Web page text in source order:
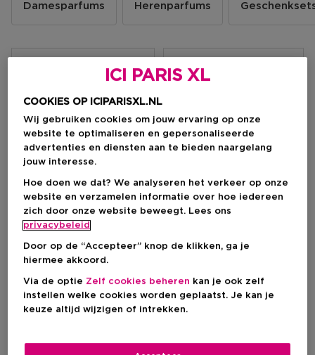
Damesparfums Herenparfums
47 Resultaten
-20%
RABANNE
-20%
Bestseller
RABANNE
ICI PARIS XL
COOKIES OP ICIPARISXL.NL
Wij gebruiken cookies om jouw ervaring op onze
website te optimaliseren en gepersonaliseerde
advertenties en diensten aan te bieden naargelang
jouw interesse.
Hoe doen we dat? We analyseren het verkeer op onze
website en verzamelen informatie over hoe iedereen
zich door onze website beweegt. Lees ons
privacybeleid
Door op de “Accepteer” knop de klikken, ga je
hiermee akkoord.
Via de optie Zelf cookies beheren kan je ook zelf
instellen welke cookies worden geplaatst. Je kan je
keuze altijd wijzigen of intrekken.